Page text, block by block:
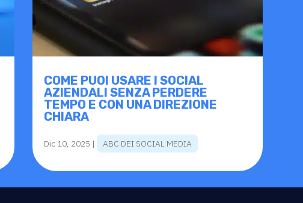
COME PUOI USARE I SOCIAL
AZIENDALI SENZA PERDERE
TEMPO E CON UNA DIREZIONE
CHIARA
Dic 10, 2025 | ABC DEI SOCIAL MEDIA